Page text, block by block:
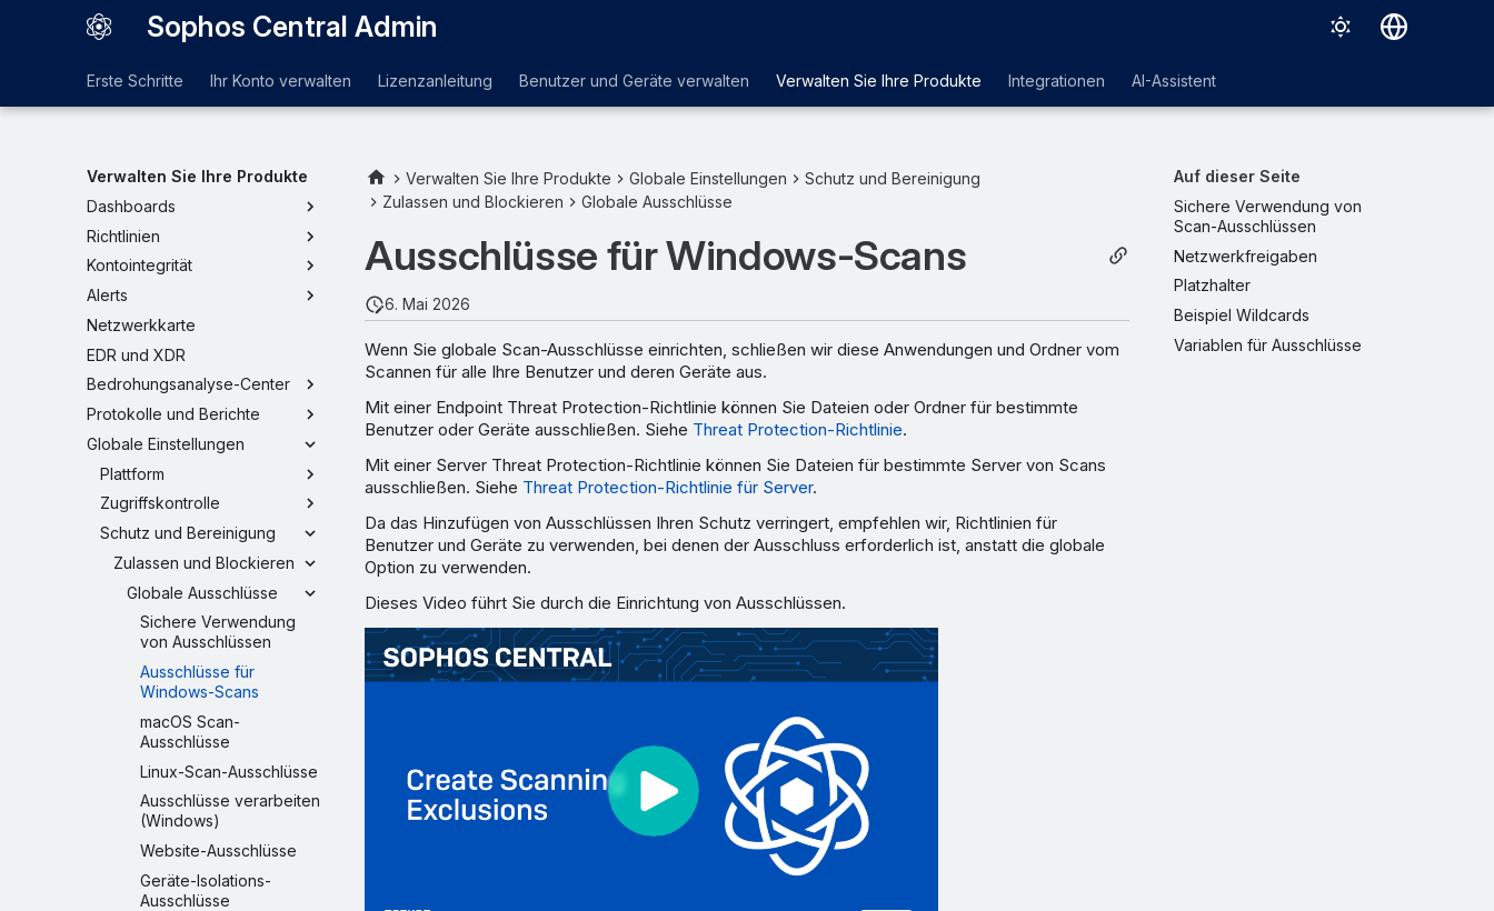
Sophos Central Admin
Français
Erste Schritte Ihr Konto verwalten Lizenzanleitung Benutzer und Geräte verwalten Verwalten Sie Ihre Produkte Integrationen AI-Assistent
Verwalten Sie Ihre Produkte
Dashboards
Richtlinien
Kontointegrität
Alerts
Netzwerkkarte
EDR und XDR
Bedrohungsanalyse-Center
Protokolle und Berichte
Globale Einstellungen
Plattform
Zugriffskontrolle
Schutz und Bereinigung
Zulassen und Blockieren
Globale Ausschlüsse
Sichere Verwendung
von Ausschlüssen
Ausschlüsse für
Windows-Scans
macOS Scan-
Ausschlüsse
Linux-Scan-Ausschlüsse
Ausschlüsse verarbeiten
(Windows)
Website-Ausschlüsse
Geräte-Isolations-
Ausschlüsse
Auf dieser Seite
Sichere Verwendung von
Scan-Ausschlüssen
Netzwerkfreigaben
Platzhalter
Beispiel Wildcards
Variablen für Ausschlüsse
Verwalten Sie Ihre Produkte Globale Einstellungen
Schutz und Bereinigung
Zulassen und Blockieren
Globale Ausschlüsse
Ausschlüsse für Windows-Scans
6. Mai 2026
Wenn Sie globale Scan-Ausschlüsse einrichten, schließen wir diese Anwendungen und Ordner vom
Scannen für alle Ihre Benutzer und deren Geräte aus.
Mit einer Endpoint Threat Protection-Richtlinie können Sie Dateien oder Ordner für bestimmte
Benutzer oder Geräte ausschließen. Siehe Threat Protection-Richtlinie.
Mit einer Server Threat Protection-Richtlinie können Sie Dateien für bestimmte Server von Scans
ausschließen. Siehe Threat Protection-Richtlinie für Server.
Da das Hinzufügen von Ausschlüssen Ihren Schutz verringert, empfehlen wir, Richtlinien für
Benutzer und Geräte zu verwenden, bei denen der Ausschluss erforderlich ist, anstatt die globale
Option zu verwenden.
Dieses Video führt Sie durch die Einrichtung von Ausschlüssen.